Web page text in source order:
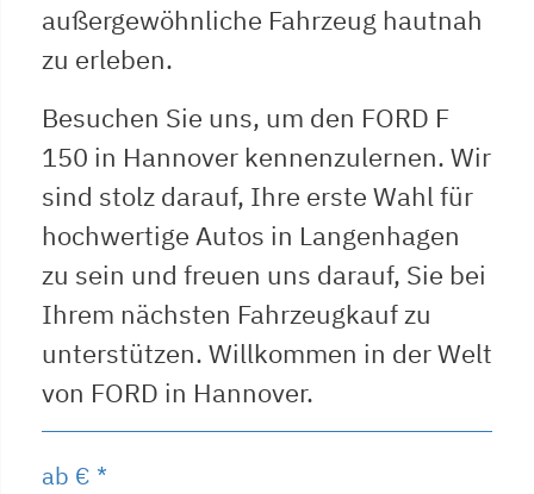
außergewöhnliche Fahrzeug hautnah
zu erleben.
Besuchen Sie uns, um den FORD F
150 in Hannover kennenzulernen. Wir
sind stolz darauf, Ihre erste Wahl für
hochwertige Autos in Langenhagen
zu sein und freuen uns darauf, Sie bei
Ihrem nächsten Fahrzeugkauf zu
unterstützen. Willkommen in der Welt
von FORD in Hannover.
ab € *